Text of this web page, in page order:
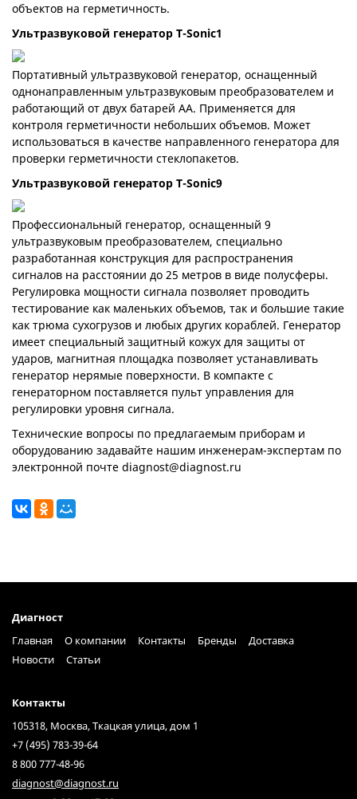
объектов на герметичность.
Ультразвуковой генератор T-Sonic1
Портативный ультразвуковой генератор, оснащенный
однонаправленным ультразвуковым преобразователем и
работающий от двух батарей АА. Применяется для
контроля герметичности небольших объемов. Может
использоваться в качестве направленного генератора для
проверки герметичности стеклопакетов.
Ультразвуковой генератор T-Sonic9
Профессиональный генератор, оснащенный 9
ультразвуковым преобразователем, специально
разработанная конструкция для распространения
сигналов на расстоянии до 25 метров в виде полусферы.
Регулировка мощности сигнала позволяет проводить
тестирование как маленьких объемов, так и большие такие
как трюма сухогрузов и любых других кораблей. Генератор
имеет специальный защитный кожух для защиты от
ударов, магнитная площадка позволяет устанавливать
генератор нерямые поверхности. В компакте с
генераторном поставляется пульт управления для
регулировки уровня сигнала.
Технические вопросы по предлагаемым приборам и
оборудованию задавайте нашим инженерам-экспертам по
электронной почте diagnost@diagnost.ru
Диагност
Главная
О компании Контакты Бренды
Доставка
Новости
Статьи
Контакты
105318, Москва, Ткацкая улица, дом 1
+7 (495) 783-39-64
8 800 777-48-96
diagnost@diagnost.ru